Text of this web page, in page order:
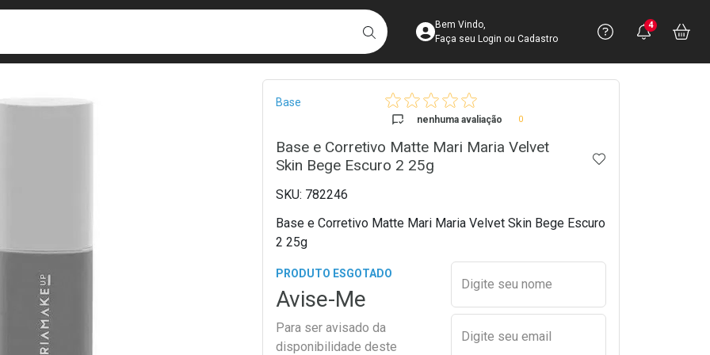
BUSCARAcesse sua Conta
Bem Vindo,
Faça seu Login ou Cadastro
Precisa
Ver Recursos
Você
4
Breadcrumb
Base
nenhuma avaliação 0
Base e Corretivo Matte Mari Maria Velvet
Skin Bege Escuro 2 25g
ADICIONAR AOS
782246
Base e Corretivo Matte Mari Maria Velvet Skin Bege Escuro
2 25g
PRODUTO ESGOTADO
Avise-Me
Para ser avisado da
disponibilidade deste
Preencher nome e email
Digite seu nome
Digite seu email